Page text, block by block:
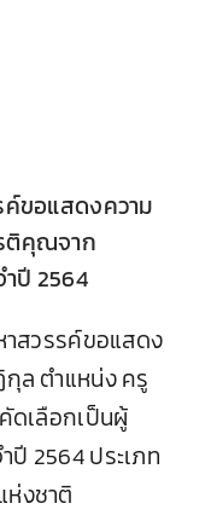
ค์ขอแสดงความ
ติคุณจาก
ปี 2564
วรรค์ขอแสดง
ล ตำแหน่ง ครู
ดเลือกเป็นผู้
2564 ประเภท
งชาติ